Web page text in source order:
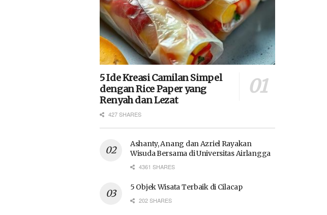
5 Ide Kreasi Camilan Simpel
dengan Rice Paper yang
Renyah dan Lezat
427 SHARES
Ashanty, Anang dan Azriel Rayakan
Wisuda Bersama di Universitas Airlangga
4361 SHARES
5 Objek Wisata Terbaik di Cilacap
202 SHARES